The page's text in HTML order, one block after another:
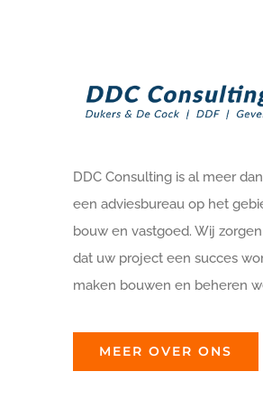
DDC Consulting is al meer
een adviesbureau op het
bouw en vastgoed. Wij
dat uw project een succes
maken bouwen en beheren
MEER OVER ONS